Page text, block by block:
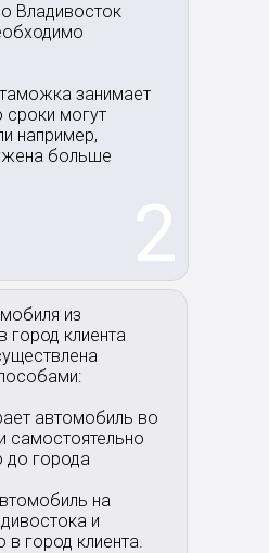
из
город клиента
автомобиль во
самостоятельно
до города
на
и
в город клиента.
Владивосток
занимает
сроки могут
например,
больше